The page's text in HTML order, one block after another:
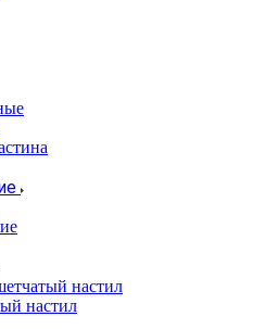
настил
настил